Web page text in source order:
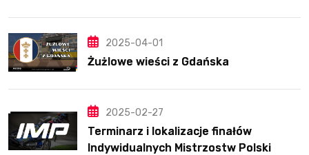
2025-04-01
Żużlowe wieści z Gdańska
2025-02-27
Terminarz i lokalizacje finałów
Indywidualnych Mistrzostw Polski